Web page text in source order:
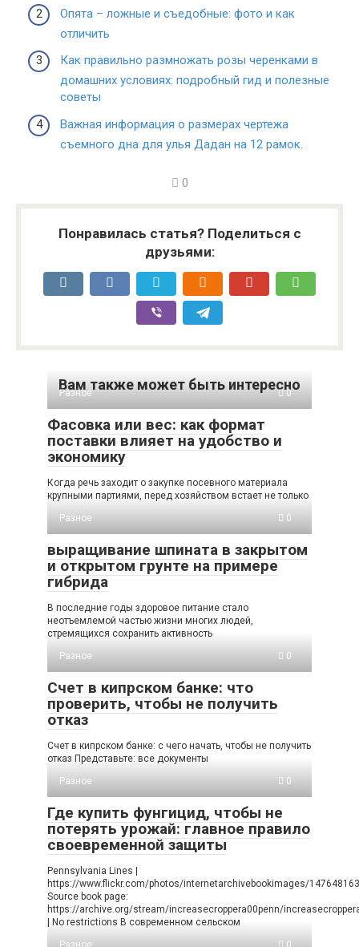
Опята – ложные и съедобные: фото и как
отличить
Как правильно размножать розы черенками в
домашних условиях: подробный гид и полезные
советы
Важная информация о размерах чертежа
съемного дна для улья Дадан на 12 рамок.
0
Понравилась статья? Поделиться с
друзьями:
Вам также может быть интересно
Разное 0
Фасовка или вес: как формат
поставки влияет на удобство и
экономику
Когда речь заходит о закупке посевного материала
крупными партиями, перед хозяйством встает не только
Разное
0
выращивание шпината в закрытом
и открытом грунте на примере
гибрида
В последние годы здоровое питание стало
неотъемлемой частью жизни многих людей,
стремящихся сохранить активность
Разное
0
Счет в кипрском банке: что
проверить, чтобы не получить
отказ
Счет в кипрском банке: с чего начать, чтобы не получить
отказ Представьте: все документы
Разное
0
Где купить фунгицид, чтобы не
потерять урожай: главное правило
своевременной защиты
Pennsylvania Lines |
https://www.flickr.com/photos/internetarchivebookimages/
Source book page:
https://archive.org/stream/increasecroppera00penn/
| No restrictions В современном сельском
Разное
0